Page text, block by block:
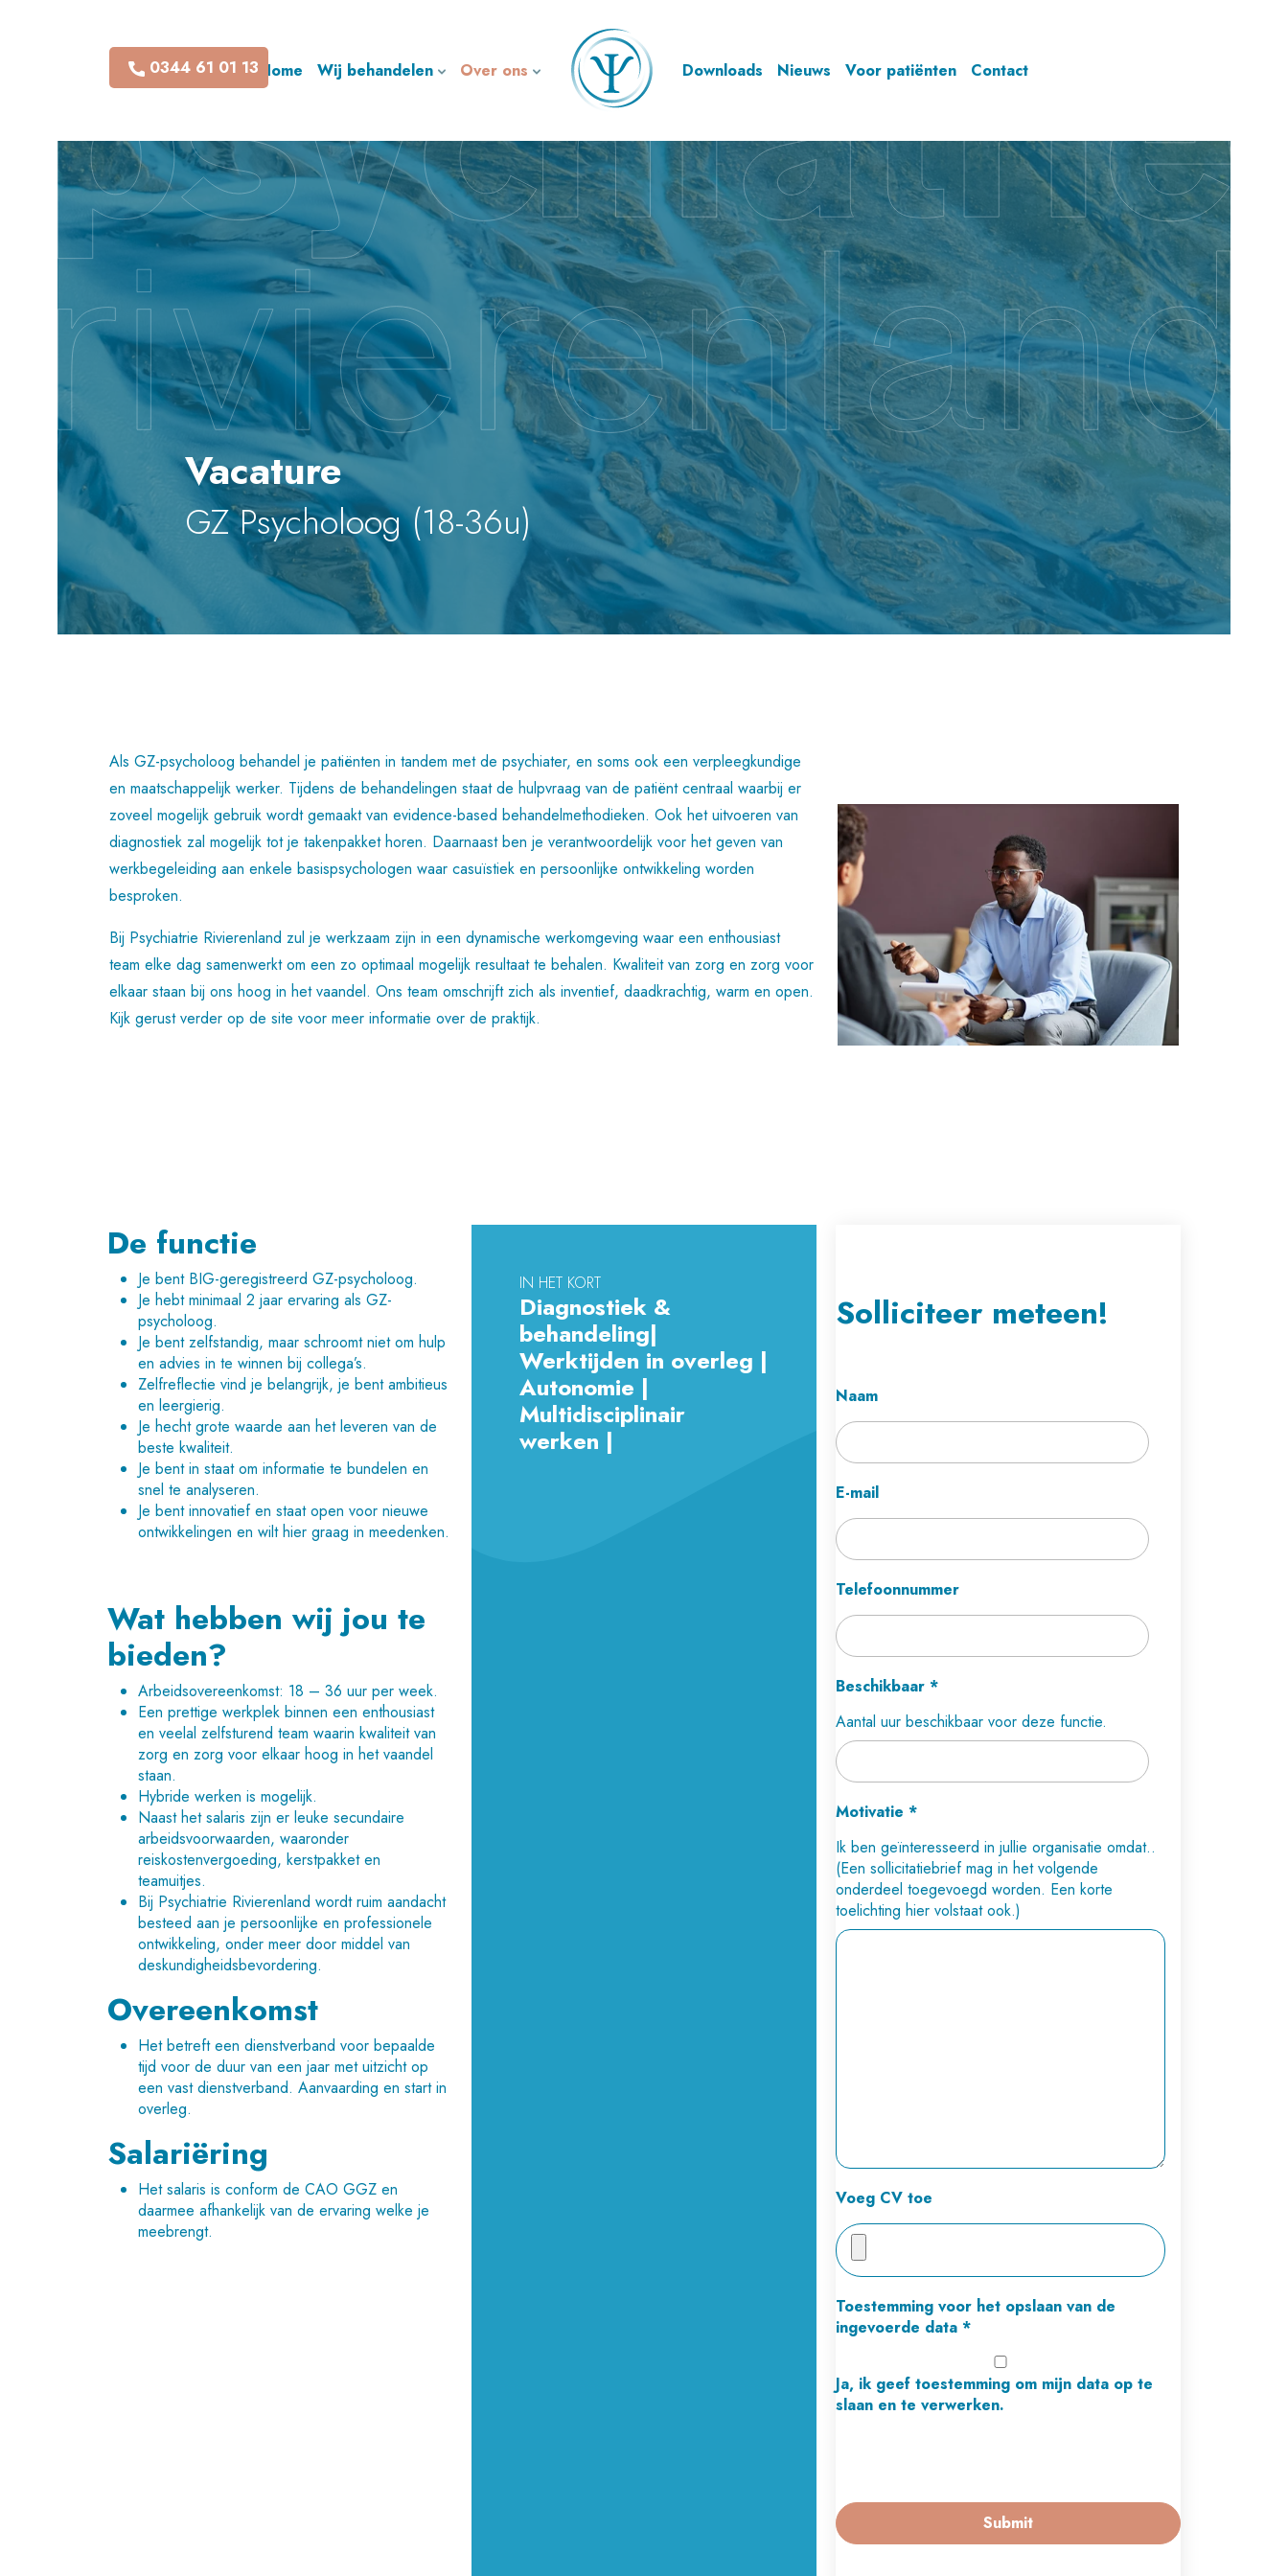
0344 61 01 13 Home Wij behandelen Over ons Downloads Nieuws Voor patiënten Contact
Vacature
GZ Psycholoog (18-36u)
Als GZ-psycholoog behandel je patiënten in tandem met de psychiater, en soms ook een verpleegkundige
en maatschappelijk werker. Tijdens de behandelingen staat de hulpvraag van de patiënt centraal waarbij er
zoveel mogelijk gebruik wordt gemaakt van evidence-based behandelmethodieken. Ook het uitvoeren van
diagnostiek zal mogelijk tot je takenpakket horen. Daarnaast ben je verantwoordelijk voor het geven van
werkbegeleiding aan enkele basispsychologen waar casuïstiek en persoonlijke ontwikkeling worden
besproken.
Bij Psychiatrie Rivierenland zul je werkzaam zijn in een dynamische werkomgeving waar een enthousiast
team elke dag samenwerkt om een zo optimaal mogelijk resultaat te behalen. Kwaliteit van zorg en zorg voor
elkaar staan bij ons hoog in het vaandel. Ons team omschrijft zich als inventief, daadkrachtig, warm en open.
Kijk gerust verder op de site voor meer informatie over de praktijk.
De functie
Je bent BIG-geregistreerd GZ-psycholoog.
Je hebt minimaal 2 jaar ervaring als GZ-
psycholoog.
Je bent zelfstandig, maar schroomt niet om hulp
en advies in te winnen bij collega’s.
Zelfreflectie vind je belangrijk, je bent ambitieus
en leergierig.
Je hecht grote waarde aan het leveren van de
beste kwaliteit.
Je bent in staat om informatie te bundelen en
snel te analyseren.
Je bent innovatief en staat open voor nieuwe
ontwikkelingen en wilt hier graag in meedenken.
Wat hebben wij jou te
bieden?
Arbeidsovereenkomst: 18 – 36 uur per week.
Een prettige werkplek binnen een enthousiast
en veelal zelfsturend team waarin kwaliteit van
zorg en zorg voor elkaar hoog in het vaandel
staan.
Hybride werken is mogelijk.
Naast het salaris zijn er leuke secundaire
arbeidsvoorwaarden, waaronder
reiskostenvergoeding, kerstpakket en
teamuitjes.
Bij Psychiatrie Rivierenland wordt ruim aandacht
besteed aan je persoonlijke en professionele
ontwikkeling, onder meer door middel van
deskundigheidsbevordering.
Overeenkomst
Het betreft een dienstverband voor bepaalde
tijd voor de duur van een jaar met uitzicht op
een vast dienstverband. Aanvaarding en start in
overleg.
Salariëring
Het salaris is conform de CAO GGZ en
daarmee afhankelijk van de ervaring welke je
meebrengt.
IN HET KORT
Diagnostiek &
behandeling|
Werktijden in overleg |
Autonomie |
Multidisciplinair
werken |
Solliciteer meteen!
Naam
E-mail
Telefoonnummer
Beschikbaar *
Aantal uur beschikbaar voor deze functie.
Motivatie *
Ik ben geïnteresseerd in jullie organisatie omdat..
(Een sollicitatiebrief mag in het volgende
onderdeel toegevoegd worden. Een korte
toelichting hier volstaat ook.)
Voeg CV toe
Toestemming voor het opslaan van de
ingevoerde data *
Ja, ik geef toestemming om mijn data op te
slaan en te verwerken.